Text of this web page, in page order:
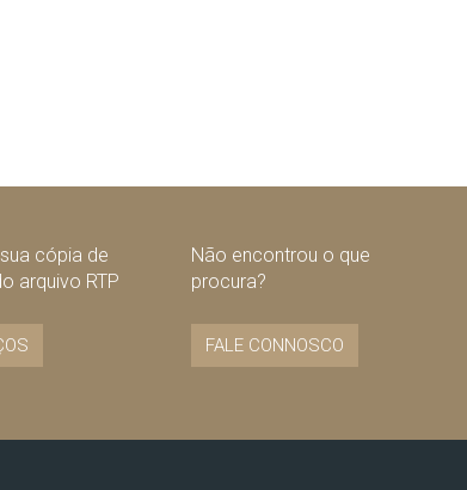
cópia de
arquivo RTP
Não encontrou o que
procura?
FALE CONNOSCO